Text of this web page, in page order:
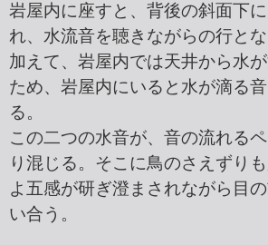
岩屋内に座すと、背後の斜面下
れ、水流音を聴きながらの行とな
加えて、岩屋内では天井から水
ため、岩屋内にいると水が滴る
る。
この二つの水音が、音の流れる
り混じる。そこに鳥のさえずり
よ五感が研ぎ澄まされながら目
い合う。